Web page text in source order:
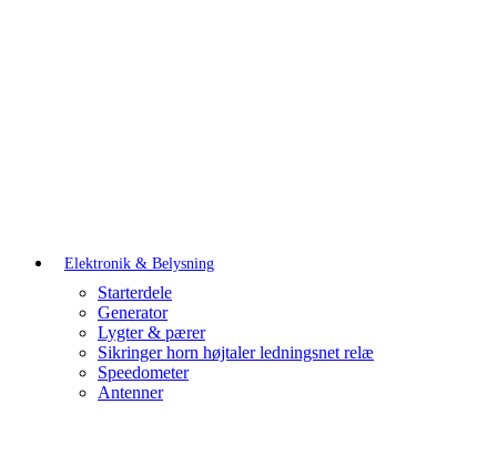
Elektronik & Belysning
Starterdele
Generator
Lygter & pærer
Sikringer horn højtaler ledningsnet relæ
Speedometer
Antenner